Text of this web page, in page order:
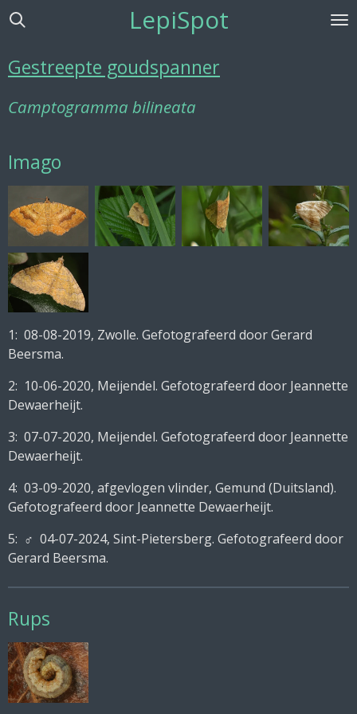
Ga
de
LepiSpot
Gestreepte goudspanner
Camptogramma bilineata
Imago
1: 08-08-2019, Zwolle. Gefotografeerd door Gerard
Beersma.
2: 10-06-2020, Meijendel. Gefotografeerd door Jeannette
Dewaerheijt.
3: 07-07-2020, Meijendel. Gefotografeerd door Jeannette
Dewaerheijt.
4: 03-09-2020, afgevlogen vlinder, Gemund (Duitsland).
Gefotografeerd door Jeannette Dewaerheijt.
5: ♂ 04-07-2024, Sint-Pietersberg. Gefotografeerd door
Gerard Beersma.
Rups